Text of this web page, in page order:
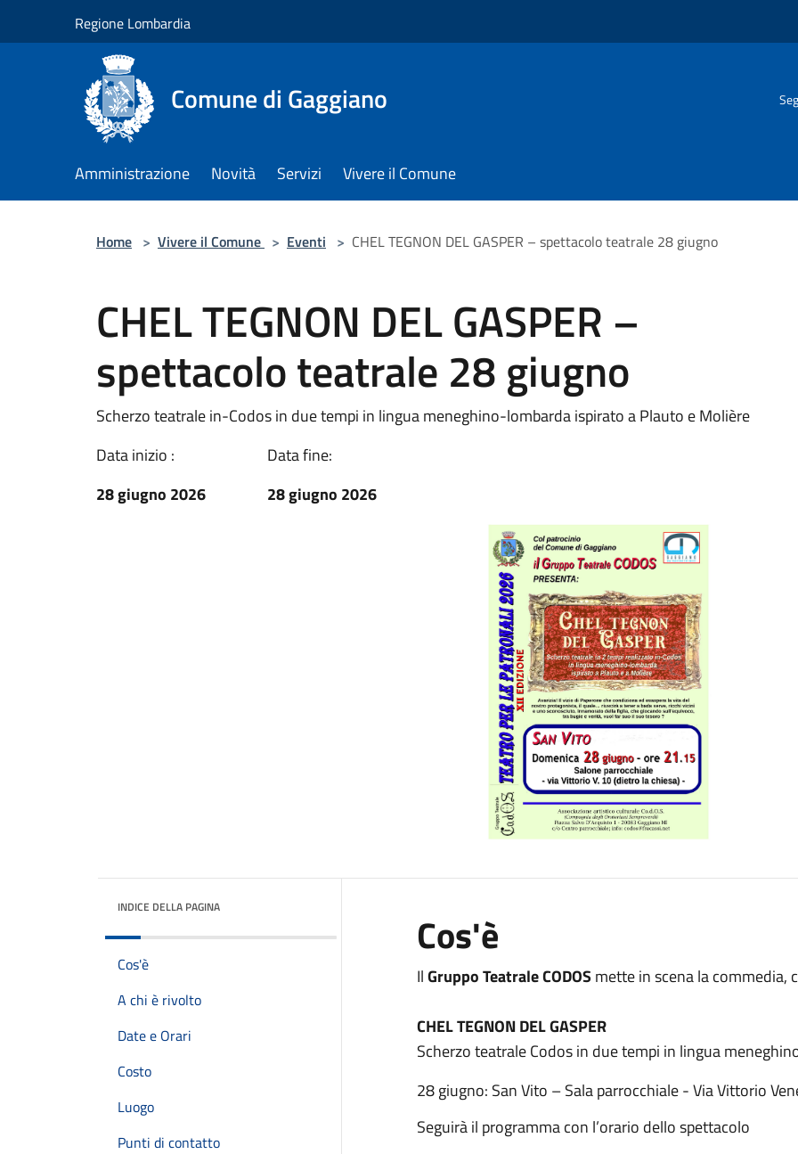
Regione Lombardia
Comune di Gaggiano
Amministrazione Novità Servizi Vivere il Comune
Home > Vivere il Comune > Eventi > CHEL TEGNON DEL GASPER – spettacolo teatrale 28 giugno
CHEL TEGNON DEL GASPER –
spettacolo teatrale 28 giugno
Scherzo teatrale in-Codos in due tempi in lingua meneghino-lombarda ispirato a Plauto e Molière
Data inizio :
28 giugno 2026
Data fine:
28 giugno 2026
INDICE DELLA PAGINA
Cos'è
A chi è rivolto
Date e Orari
Costo
Luogo
Punti di contatto
Cos'è
IlGruppo Teatrale CODOS mette in scena la commedia,
CHEL TEGNON DEL GASPER
Scherzo teatrale Codos in due tempi in lingua
28 giugno: San Vito – Sala parrocchiale - Via Vittorio
Seguirà il programma con l’orario dello spettacolo